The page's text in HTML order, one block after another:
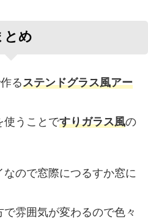
とめ
るステンドグラス風アー
使うことですりガラス風の
ので窓際につるすか窓に
雰囲気が変わるので色々